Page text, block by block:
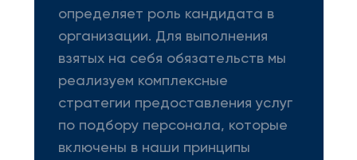
определяет роль кандидата в
организации. Для выполнения
взятых на себя обязательств мы
реализуем комплексные
стратегии предоставления услуг
по подбору персонала, которые
включены в наши принципы